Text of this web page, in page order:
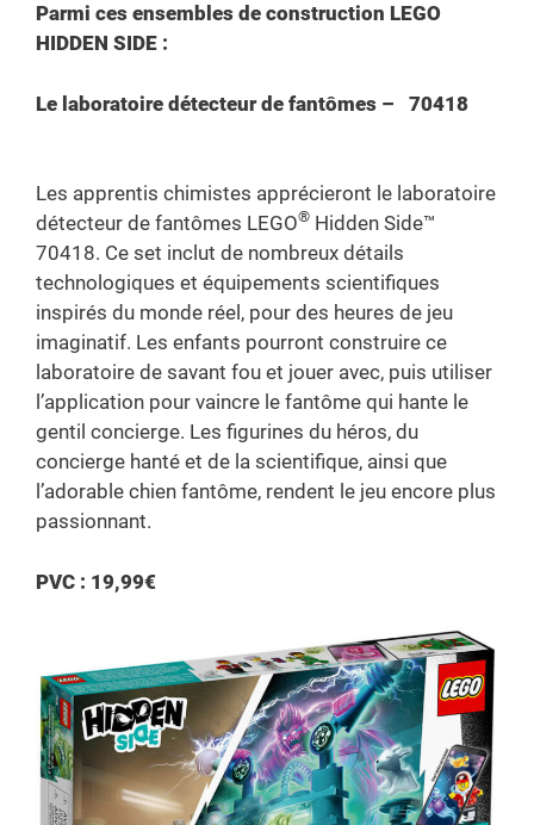
Parmi ces ensembles de construction LEGO
HIDDEN SIDE :
Le laboratoire détecteur de fantômes – 70418
Les apprentis chimistes apprécieront le laboratoire
détecteur de fantômes LEGO® Hidden Side™
70418. Ce set inclut de nombreux détails
technologiques et équipements scientifiques
inspirés du monde réel, pour des heures de jeu
imaginatif. Les enfants pourront construire ce
laboratoire de savant fou et jouer avec, puis utiliser
l’application pour vaincre le fantôme qui hante le
gentil concierge. Les figurines du héros, du
concierge hanté et de la scientifique, ainsi que
l’adorable chien fantôme, rendent le jeu encore plus
passionnant.
PVC : 19,99€